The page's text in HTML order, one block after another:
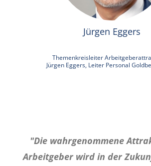
Jürgen Eggers
Themenkreisleiter
Jürgen Eggers, Leiter Personal
"Die wahrgenommene
Arbeitgeber wird in der